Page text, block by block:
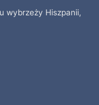
wybrzeży Hiszpanii,